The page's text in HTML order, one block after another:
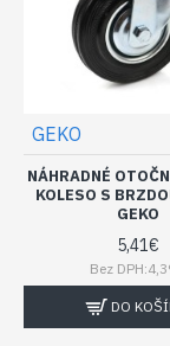
GEKO
NÁHRADNÉ
KOLESO S
GEKO
5,41€
Bez
DO